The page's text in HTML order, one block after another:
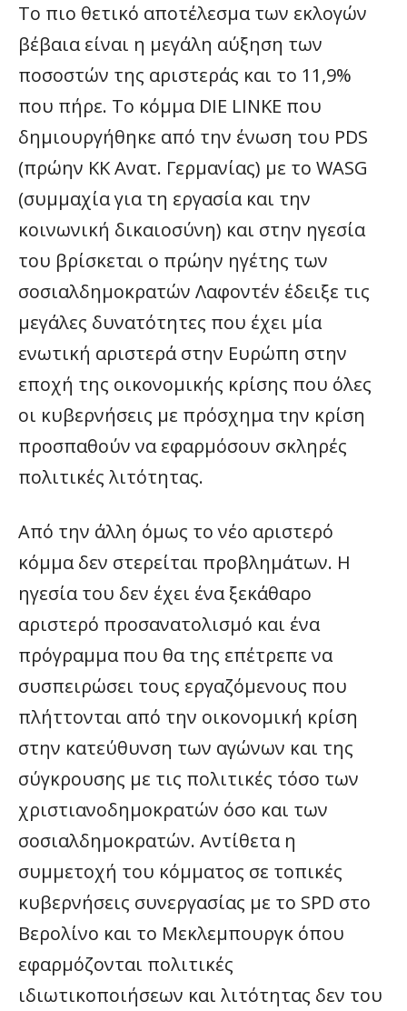
Το πιο θετικό αποτέλεσμα των εκλογών
βέβαια είναι η μεγάλη αύξηση των
ποσοστών της αριστεράς και το 11,9%
που πήρε. Το κόμμα DIE LINKE που
δημιουργήθηκε από την ένωση του PDS
(πρώην ΚΚ Ανατ. Γερμανίας) με το WASG
(συμμαχία για τη εργασία και την
κοινωνική δικαιοσύνη) και στην ηγεσία
του βρίσκεται ο πρώην ηγέτης των
σοσιαλδημοκρατών Λαφοντέν έδειξε τις
μεγάλες δυνατότητες που έχει μία
ενωτική αριστερά στην Ευρώπη στην
εποχή της οικονομικής κρίσης που όλες
οι κυβερνήσεις με πρόσχημα την κρίση
προσπαθούν να εφαρμόσουν σκληρές
πολιτικές λιτότητας.
Από την άλλη όμως το νέο αριστερό
κόμμα δεν στερείται προβλημάτων. Η
ηγεσία του δεν έχει ένα ξεκάθαρο
αριστερό προσανατολισμό και ένα
πρόγραμμα που θα της επέτρεπε να
συσπειρώσει τους εργαζόμενους που
πλήττονται από την οικονομική κρίση
στην κατεύθυνση των αγώνων και της
σύγκρουσης με τις πολιτικές τόσο των
χριστιανοδημοκρατών όσο και των
σοσιαλδημοκρατών. Αντίθετα η
συμμετοχή του κόμματος σε τοπικές
κυβερνήσεις συνεργασίας με το SPD στο
Βερολίνο και το Μεκλεμπουργκ όπου
εφαρμόζονται πολιτικές
ιδιωτικοποιήσεων και λιτότητας δεν του